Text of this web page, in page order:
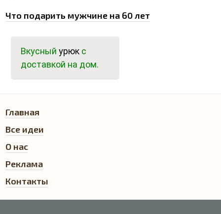
Что подарить мужчине на 60 лет
Вкусныйурюк с
доставкой на дом.
Главная
Все идеи
О нас
Реклама
Контакты